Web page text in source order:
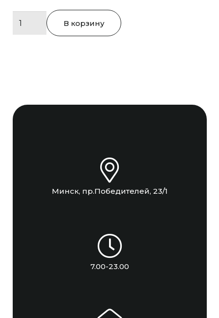
Количество
В корзину
Минск, пр.Победителей, 23/1
7.00-23.00